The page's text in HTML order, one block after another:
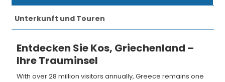
Unterkunft und Touren
Entdecken Sie Kos, Griechenland –
Ihre Trauminsel
With over 28 million visitors annually, Greece remains one